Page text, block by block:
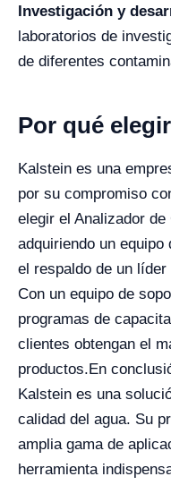
Investigación y
laboratorios de
de diferentes
Por qué
Kalstein es una
por su compromiso
elegir el Analizador
adquiriendo un
el respaldo de un
Con un equipo de
programas de
clientes obtengan el
productos.En
Kalstein es una
calidad del agua. Su
amplia gama de
herramienta